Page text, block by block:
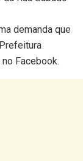
demanda que
Facebook.